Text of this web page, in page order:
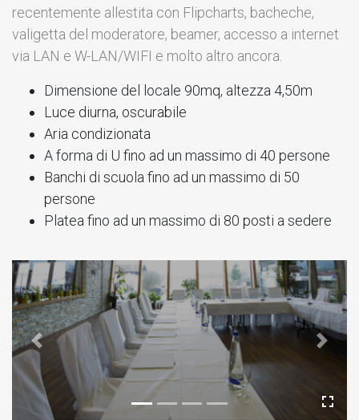
recentemente allestita con Flipcharts, bacheche,
valigetta del moderatore, beamer, accesso a internet
via LAN e W-LAN/WIFI e molto altro ancora.
Dimensione del locale 90mq, altezza 4,50m
Luce diurna, oscurabile
Aria condizionata
A forma di U fino ad un massimo di 40 persone
Banchi di scuola fino ad un massimo di 50
persone
Platea fino ad un massimo di 80 posti a sedere
Previous Next